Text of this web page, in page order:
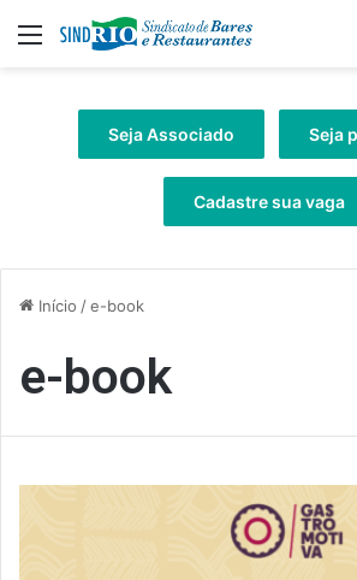
Menu
Seja Associado Seja
Cadastre sua vaga
Início /e-book
e-book